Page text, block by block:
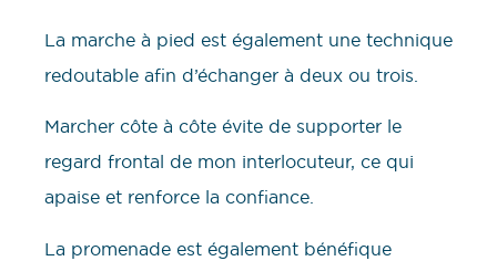
La marche à pied est également une technique
redoutable afin d’échanger à deux ou trois.
Marcher côte à côte évite de supporter le
regard frontal de mon interlocuteur, ce qui
apaise et renforce la confiance.
La promenade est également bénéfique